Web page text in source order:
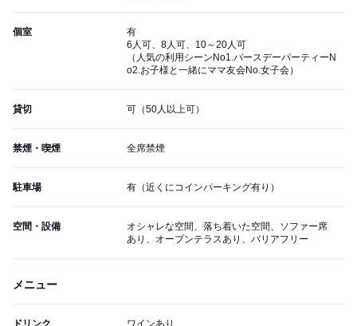
個室
有
6人可、8人可、10～20人可
（人気の利用シーンNo1.バースデーパーティーN
o2.お子様と一緒にママ友会No.女子会）
貸切 可（50人以上可）
禁煙・喫煙 全席禁煙
駐車場 有（近くにコインパーキング有り）
空間・設備
オシャレな空間、落ち着いた空間、ソファー席
あり、オープンテラスあり、バリアフリー
メニュー